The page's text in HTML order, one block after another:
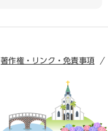
著作権・リンク・免責事項